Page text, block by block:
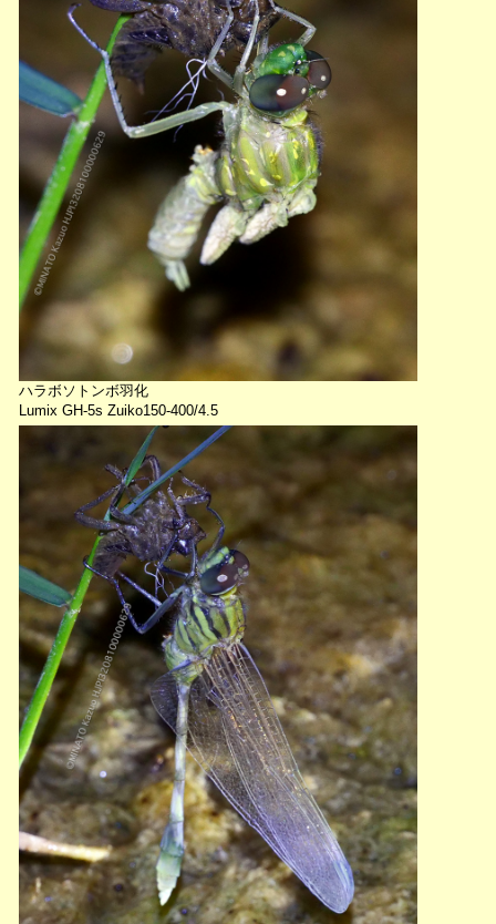
ハラボソトンボ羽化
Lumix GH-5s Zuiko150-400/4.5